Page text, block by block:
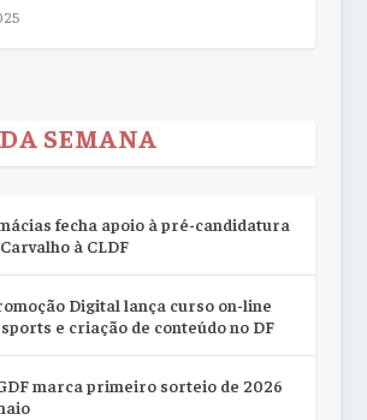
SEMANA
fecha apoio à pré-candidatura
à CLDF
Digital lança curso on-line
e criação de conteúdo no DF
marca primeiro sorteio de 2026